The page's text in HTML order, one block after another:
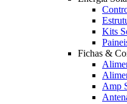
Kits
Fichas &
Amp